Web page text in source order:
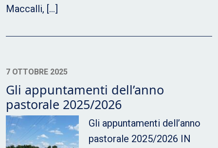
Maccalli, […]
7 OTTOBRE 2025
Gli appuntamenti dell’anno
pastorale 2025/2026
Gli appuntamenti dell’anno
pastorale 2025/2026 IN